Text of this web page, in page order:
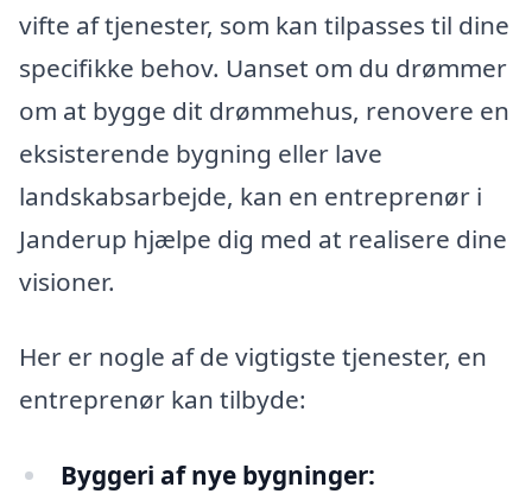
vifte af tjenester, som kan tilpasses til dine
specifikke behov. Uanset om du drømmer
om at bygge dit drømmehus, renovere en
eksisterende bygning eller lave
landskabsarbejde, kan en entreprenør i
Janderup hjælpe dig med at realisere dine
visioner.
Her er nogle af de vigtigste tjenester, en
entreprenør kan tilbyde:
Byggeri af nye bygninger: